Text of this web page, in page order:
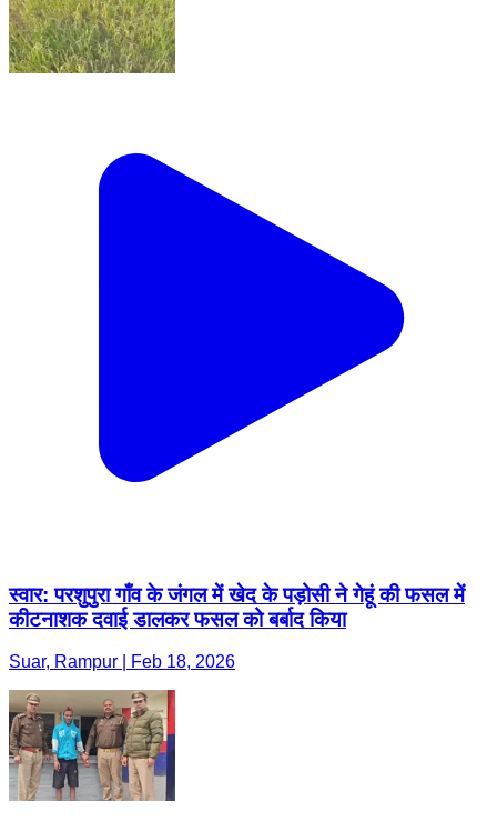
स्वार: परशुपुरा गाँव के जंगल में खेद के पड़ोसी ने गेहूं की फसल में
कीटनाशक दवाई डालकर फसल को बर्बाद किया
Suar, Rampur | Feb 18, 2026